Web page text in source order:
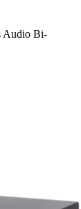
Audio Bi-